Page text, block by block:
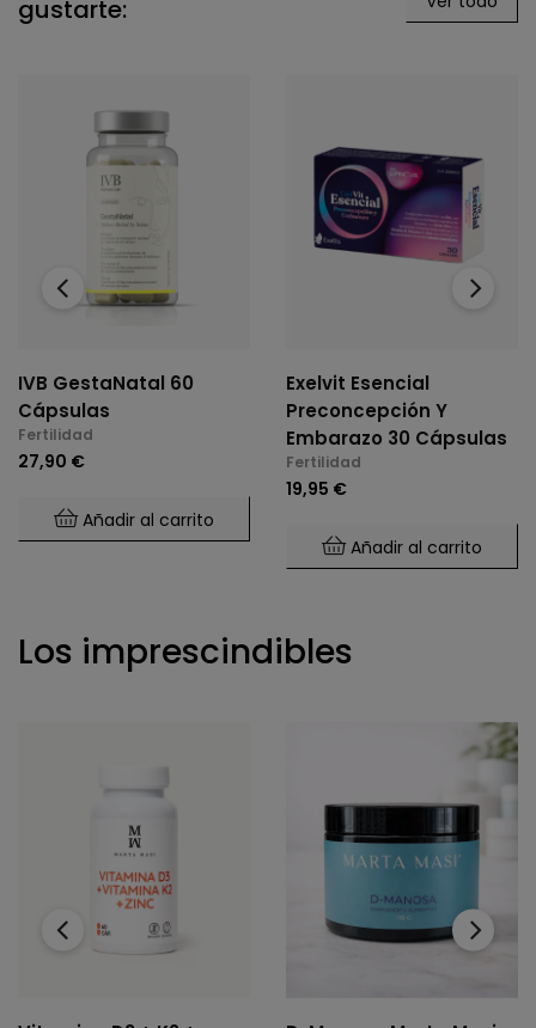
gustarte:
IVB GestaNatal 60
Cápsulas
Fertilidad
27,90 €
Añadir al carrito
Exelvit Esencial
Preconcepción Y
Embarazo 30 Cápsulas
Fertilidad
19,95 €
Añadir al carrito
‹ ›
Los imprescindibles
‹ ›